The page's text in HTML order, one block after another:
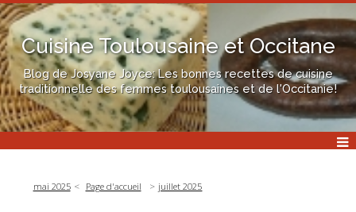
Cuisine Toulousaine et Occitane
Blog de Josyane Joyce: Les bonnes recettes de cuisine
traditionnelle des femmes toulousaines et de l'Occitanie!
mai 2025 Page d'accueil juillet 2025